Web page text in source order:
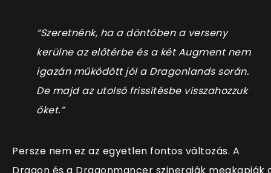
“Szeretnénk, ha a döntőben a verseny
kerülne az előtérbe és a két Augment nem
igazán működött jól a Dragonlands során.
De majd az utolsó frissítésbe visszahozzuk
őket.”
Persze nem ez az egyetlen fontos változás. A